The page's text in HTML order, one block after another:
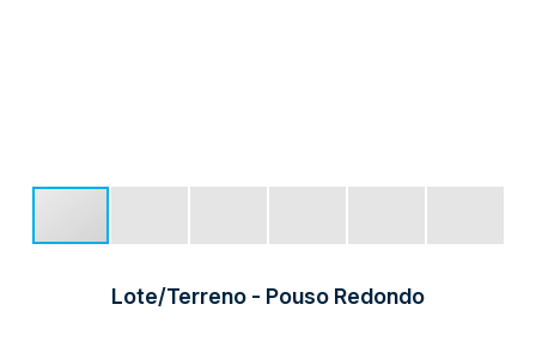
Lote/Terreno - Pouso Redondo